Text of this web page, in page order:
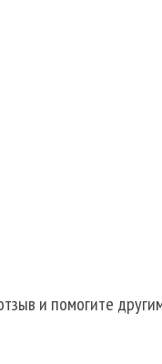
и помогите